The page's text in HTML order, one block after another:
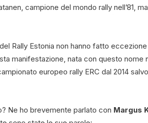
campione del mondo rally nell’81,
Rally Estonia non hanno fatto
manifestazione, nata con questo nome
europeo rally ERC dal 2014
Ne ho brevemente parlato con Margus